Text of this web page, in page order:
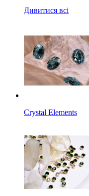
Дивитися всі
Crystal Elements